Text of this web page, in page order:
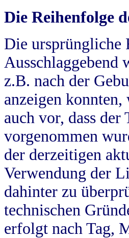
Die Reihenfolge
Die ursprüngliche
Ausschlaggebend
z.B. nach der
anzeigen
auch vor, dass
vorgenommen
der derzeitigen
Verwendung der
dahinter zu
technischen
erfolgt nach Tag,